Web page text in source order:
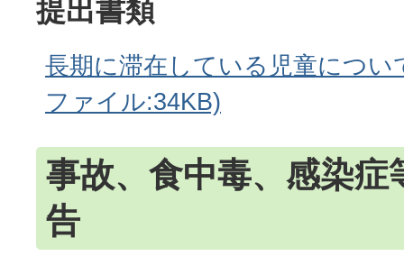
提出書類
長期に滞在している児童につい
ファイル:34KB)
事故、食中毒、感染症
告